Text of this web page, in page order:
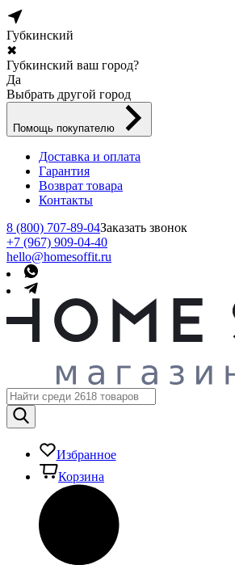
Губкинский
✖
Губкинский ваш город?
Да
Выбрать другой город
Помощь покупателю
Доставка и оплата
Гарантия
Возврат товара
Контакты
8 (800) 707-89-04Заказать звонок
+7 (967) 909-04-40
hello@homesoffit.ru
Избранное
Корзина